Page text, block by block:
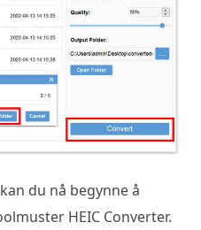
du nå begynne å
HEIC Converter.